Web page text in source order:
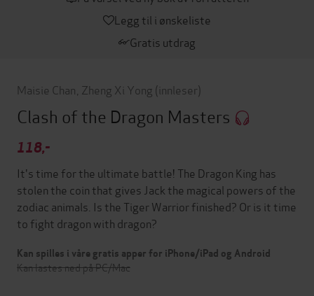
Legg til i ønskeliste
Gratis utdrag
Maisie Chan Zheng Xi Yong (innleser)
Clash of the Dragon Masters
118,-
It's time for the ultimate battle! The Dragon King has
stolen the coin that gives Jack the magical powers of the
zodiac animals. Is the Tiger Warrior finished? Or is it time
to fight dragon with dragon?
Kan spilles i våre gratis apper for iPhone/iPad og Android
Kan lastes ned på PC/Mac